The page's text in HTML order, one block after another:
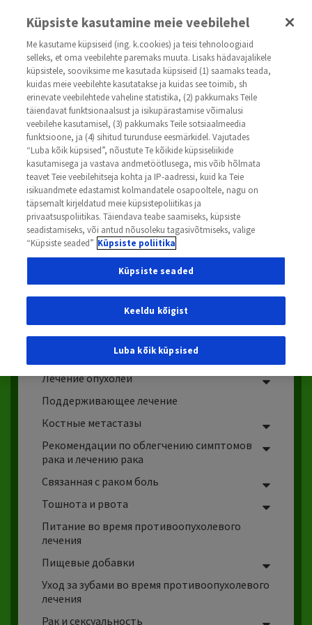
Иммуносупрессант
Updated on 17.01.2016
Лекарственный препарат, подавляющий
иммунный ответ, который используют для
того, чтобы предотвратить реакцию
отторжения пересаженного органа.
Лечение опухолей
Поддерживающее лечение
Костные метастазы
Рекомендации по облегчению симптомов
рака и лечению рака
Связанная с раком боль
Тошнота и рвота
Питание во время противоопухолевого
лечения
Пищевые добавки
Уход за зубами во время противоопухолевого
лечения
Рак и сексуальность
kasvaja.net
Küpsiste kasutamine meie veebilehel
Me kasutame küpsiseid (ing. k.cookies) ja teisi tehnoloogiaid
selleks, et oma veebilehte paremaks muuta. Lisaks hädavajalikele
küpsistele, sooviksime me kasutada küpsiseid (1) saamaks teada,
kuidas meie veebilehte kasutatakse ja kuidas see toimib, sh
erinevate veebilehtede vaheline statistika, (2) pakkumaks Teile
täiendavat funktsionaalsust ja isikupärastamise võimalusi
veebilehe kasutamisel, (3) pakkumaks Teile sotsiaalmeedia
funktsioone, ja (4) sihitud turunduse eesmärkidel. Vajutades
“Luba kõik küpsised”, nõustute Te kõikide küpsiseliikide
kasutamisega ja vastava andmetöötlusega, mis võib hõlmata
teavet Teie veebilehitseja kohta ja IP-aadressi, kuid ka Teie
isikuandmete edastamist kolmandatele osapooltele, nagu on
täpsemalt kirjeldatud meie küpsistepoliitikas ja
privaatsuspoliitikas. Täiendava teabe saamiseks, küpsiste
seadistamiseks, või antud nõusoleku tagasivõtmiseks, valige
“Küpsiste seaded” Küpsiste poliitika
Küpsiste seaded
Keeldu kõigist
Luba kõik küpsised